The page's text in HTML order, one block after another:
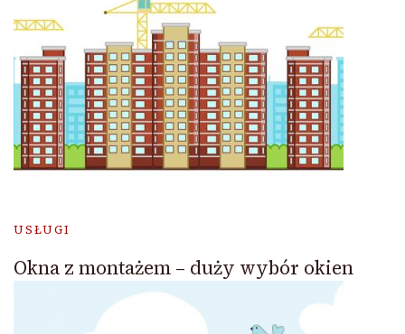
USŁUGI
Okna z montażem – duży wybór okien